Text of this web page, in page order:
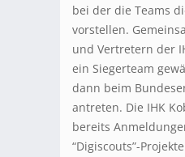
bei der die Teams
vorstellen.
und Vertretern der
ein Siegerteam
dann beim
antreten. Die IHK
bereits
“Digiscouts”-